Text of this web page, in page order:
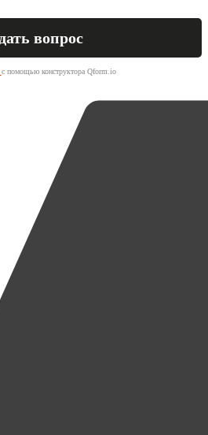
с помощью конструктора Qform.io